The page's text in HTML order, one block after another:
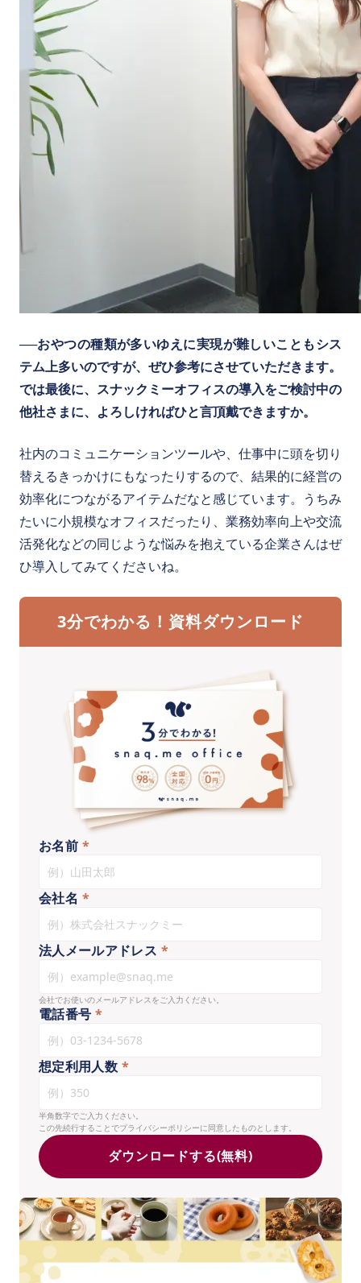
──おやつの種類が多いゆえに実現が難しいこともシス
テム上多いのですが、ぜひ参考にさせていただきます。
では最後に、スナックミーオフィスの導入をご検討中の
他社さまに、よろしければひと言頂戴できますか。
社内のコミュニケーションツールや、仕事中に頭を切り
替えるきっかけにもなったりするので、結果的に経営の
効率化につながるアイテムだなと感じています。うちみ
たいに小規模なオフィスだったり、業務効率向上や交流
活発化などの同じような悩みを抱えている企業さんはぜ
ひ導入してみてくださいね。
3分でわかる！資料ダウンロード
お名前 *
会社名 *
法人メールアドレス *
会社でお使いのメールアドレスをご入力ください。
電話番号 *
想定利用人数 *
半角数字でご入力ください。
この先続行することでプライバシーポリシーに同意したものとします。
ダウンロードする(無料)